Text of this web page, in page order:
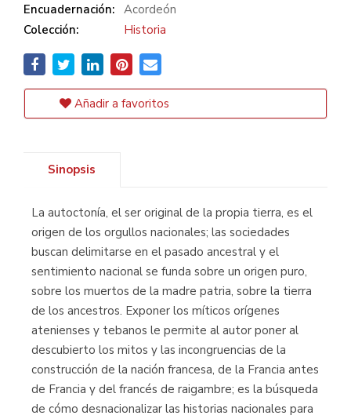
Encuadernación: Acordeón
Colección:
Historia
Añadir a favoritos
Sinopsis
La autoctonía, el ser original de la propia tierra, es el
origen de los orgullos nacionales; las sociedades
buscan delimitarse en el pasado ancestral y el
sentimiento nacional se funda sobre un origen puro,
sobre los muertos de la madre patria, sobre la tierra
de los ancestros. Exponer los míticos orígenes
atenienses y tebanos le permite al autor poner al
descubierto los mitos y las incongruencias de la
construcción de la nación francesa, de la Francia antes
de Francia y del francés de raigambre; es la búsqueda
de cómo desnacionalizar las historias nacionales para